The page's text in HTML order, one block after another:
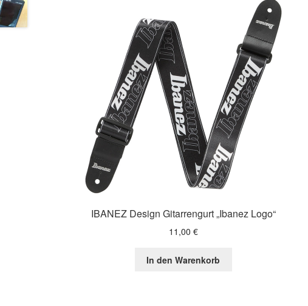
IBANEZ Design Gitarrengurt „Ibanez Logo“
11,00 €
In den Warenkorb